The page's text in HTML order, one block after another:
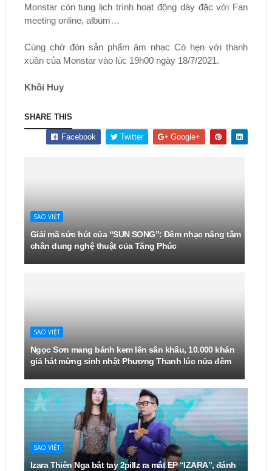
Monstar còn tung lịch trình hoạt động dày đặc với Fan
meeting online, album…
Cùng chờ đón sản phẩm âm nhạc Có hẹn với thanh
xuân của Monstar vào lúc 19h00 ngày 18/7/2021.
Khôi Huy
SHARE THIS
Facebook Twitter Google+
SAO VIỆT
Giải mã sức hút của “SUN SONG”: Đêm nhạc nâng tầm
chân dung nghệ thuật của Tăng Phúc
SAO VIỆT
Ngọc Sơn mang bánh kem lên sân khấu, 10.000 khán
giả hát mừng sinh nhật Phương Thanh lúc nửa đêm
SAO VIỆT
Izara Thiên Nga bắt tay 2pillz ra mắt EP “IZARA”, đánh